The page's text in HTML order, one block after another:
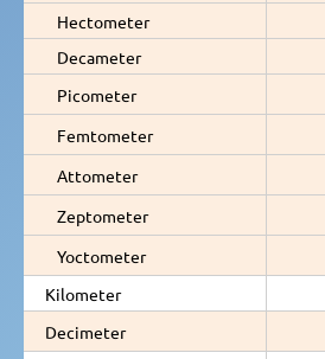
Hectometer
Decameter
Picometer
Femtometer
Attometer
Zeptometer
Yoctometer
Kilometer
Decimeter